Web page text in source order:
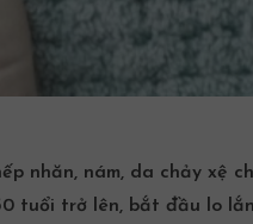
nhăn, nám, da chảy xệ
tuổi trở lên, bắt đầu lo